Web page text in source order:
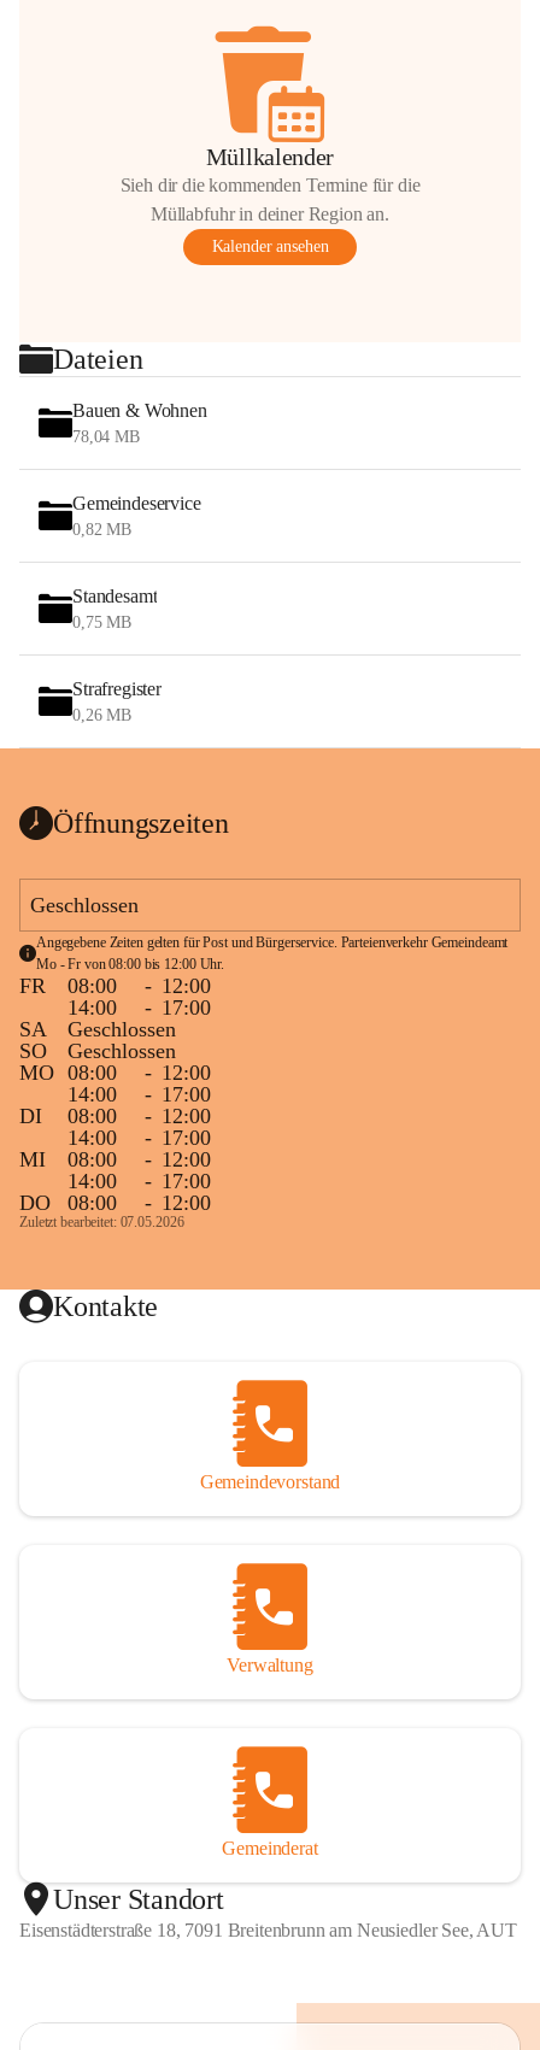
Müllkalender
Sieh dir die kommenden Termine für die
Müllabfuhr in deiner Region an.
Kalender ansehen
Dateien
Bauen & Wohnen
78,04 MB
Gemeindeservice
0,82 MB
Standesamt
0,75 MB
Strafregister
0,26 MB
Öffnungszeiten
Geschlossen
Angegebene Zeiten gelten für Post und Bürgerservice. Parteienverkehr Gemeindeamt
Mo - Fr von 08:00 bis 12:00 Uhr.
FR 08:00 - 12:00
14:00
- 17:00
SA
Geschlossen
SO
Geschlossen
MO 08:00 - 12:00
14:00
- 17:00
DI
08:00 - 12:00
14:00
- 17:00
MI
08:00 - 12:00
14:00
- 17:00
DO
08:00 - 12:00
Zuletzt bearbeitet: 07.05.2026
Kontakte
Gemeindevorstand
Verwaltung
Gemeinderat
Unser Standort
Eisenstädterstraße 18, 7091 Breitenbrunn am Neusiedler See, AUT